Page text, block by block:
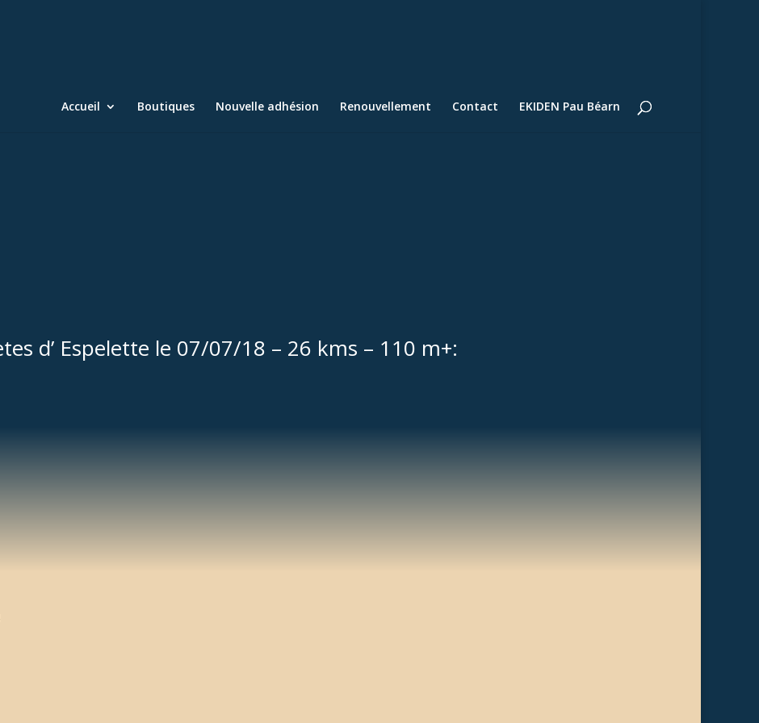
Accueil Boutiques Nouvelle adhésion Renouvellement Contact EKIDEN Pau Béarn
d’ Espelette le 07/07/18 – 26 kms – 110 m+: